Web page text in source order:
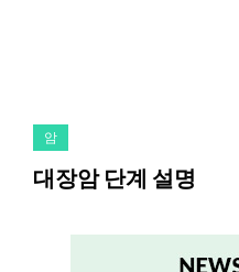
암
대장암 단계 설명